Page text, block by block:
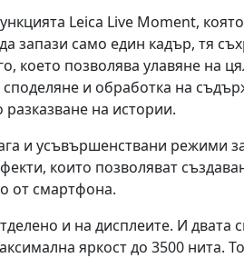
Leica Live Moment,
запази само един кадър, тя
което позволява улавяне на
и обработка на
на истории.
и усъвършенствани режими
които позволяват
от смартфона.
и на дисплеите. И двата
яркост до 3500 нита.